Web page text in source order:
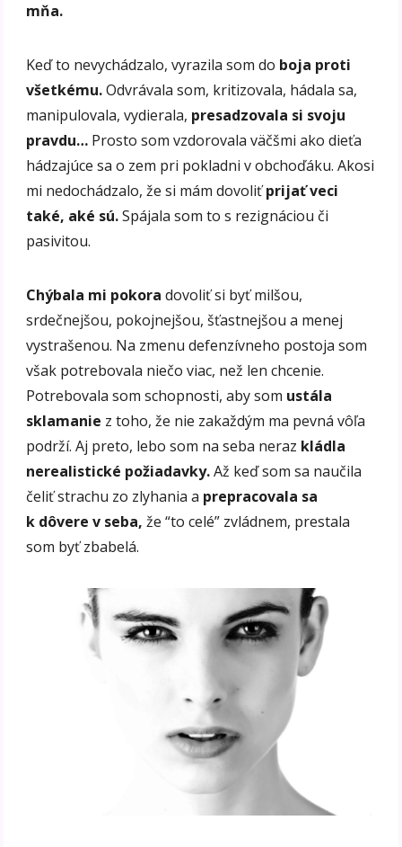
mňa.
Keď to nevychádzalo, vyrazila som do boja proti
všetkému.Odvrávala som, kritizovala, hádala sa,
manipulovala, vydierala, presadzovala si svoju
pravdu… Prosto som vzdorovala väčšmi ako dieťa
hádzajúce sa o zem pri pokladni v obchoďáku. Akosi
mi nedochádzalo, že si mám dovoliťprijať veci
také, aké sú.Spájala som to s rezignáciou či
pasivitou.
Chýbala mi pokora dovoliť si byť milšou,
srdečnejšou, pokojnejšou, šťastnejšou a menej
vystrašenou. Na zmenu defenzívneho postoja som
však potrebovala niečo viac, než len chcenie.
Potrebovala som schopnosti, aby som ustála
sklamanie z toho, že nie zakaždým ma pevná vôľa
podrží. Aj preto, lebo som na seba neraz kládla
nerealistické požiadavky.Až keď som sa naučila
čeliť strachu zo zlyhania a prepracovala sa
k dôvere v seba, že “to celé” zvládnem, prestala
som byť zbabelá.